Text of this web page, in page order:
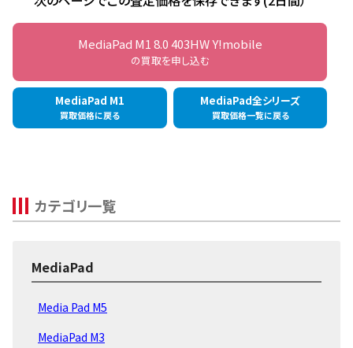
MediaPad M1 8.0 403HW Y!mobile
の買取を申し込む
MediaPad M1
買取価格に戻る
MediaPad全シリーズ
買取価格一覧に戻る
カテゴリ一覧
MediaPad
Media Pad M5
MediaPad M3